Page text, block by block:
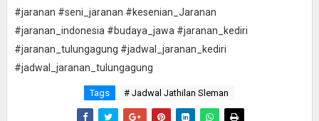
#jaranan #seni_jaranan #kesenian_Jaranan
#jaranan_indonesia #budaya_jawa #jaranan_kediri
#jaranan_tulungagung #jadwal_jaranan_kediri
#jadwal_jaranan_tulungagung
Tags # Jadwal Jathilan Sleman